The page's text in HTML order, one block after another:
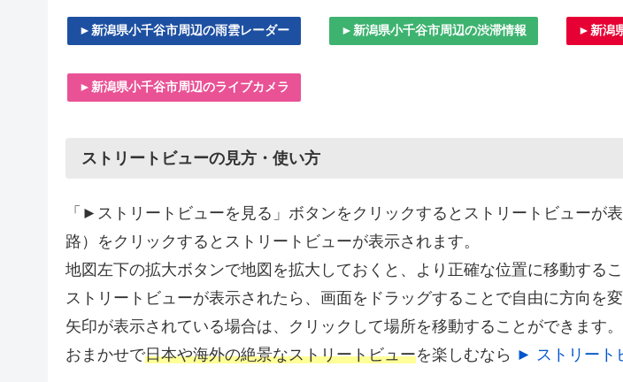
►新潟県小千谷市周辺の雨雲レーダー ►新潟県小千谷市周辺の渋滞情報 ►新潟
►新潟県小千谷市周辺のライブカメラ
ストリートビューの見方・使い方
「►ストリートビューを見る」ボタンをクリックするとストリートビューが
路）をクリックするとストリートビューが表示されます。
地図左下の拡大ボタンで地図を拡大しておくと、より正確な位置に移動するこ
ストリートビューが表示されたら、画面をドラッグすることで自由に方向を
矢印が表示されている場合は、クリックして場所を移動することができます。
おまかせで日本や海外の絶景なストリートビューを楽しむなら ► ストリート